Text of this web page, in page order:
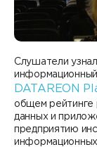
Слушатели
DATAREON
общем рейтинге
данных и
предприятию
информационных